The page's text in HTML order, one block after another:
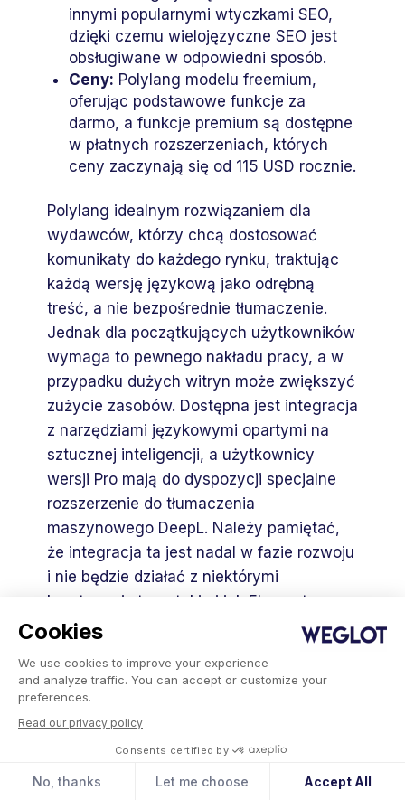
Cookies
We use cookies to improve your experience
and analyze traffic. You can accept or customize your
preferences.
Read our privacy policy
Consents certified by
No, thanks Let me choose Accept All
innymi popularnymi wtyczkami SEO,
dzięki czemu wielojęzyczne SEO jest
obsługiwane w odpowiedni sposób.
Ceny: Polylang modelu freemium,
oferując podstawowe funkcje za
darmo, a funkcje premium są dostępne
w płatnych rozszerzeniach, których
ceny zaczynają się od 115 USD rocznie.
Polylang idealnym rozwiązaniem dla
wydawców, którzy chcą dostosować
komunikaty do każdego rynku, traktując
każdą wersję językową jako odrębną
treść, a nie bezpośrednie tłumaczenie.
Jednak dla początkujących użytkowników
wymaga to pewnego nakładu pracy, a w
przypadku dużych witryn może zwiększyć
zużycie zasobów. Dostępna jest integracja
z narzędziami językowymi opartymi na
sztucznej inteligencji, a użytkownicy
wersji Pro mają do dyspozycji specjalne
rozszerzenie do tłumaczenia
maszynowego DeepL. Należy pamiętać,
że integracja ta jest nadal w fazie rozwoju
i nie będzie działać z niektórymi
kreatorami stron, takimi jak Elementor.
5. Lokalise